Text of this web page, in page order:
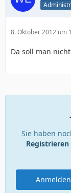
8. Oktober 2012 um
Da soll man
Sie haben
Anmelden